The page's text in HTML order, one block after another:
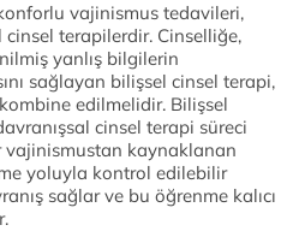
vajinismus tedavileri,
cinsel terapilerdir. Cinselliğe,
yanlış bilgilerin
sağlayan bilişsel cinsel terapi,
edilmelidir. Bilişsel
cinsel terapi süreci
vajinismustan kaynaklanan
yoluyla kontrol edilebilir
sağlar ve bu öğrenme kalıcı